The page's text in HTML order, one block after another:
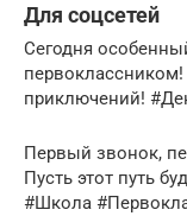
Для соцсетей
Сегодня
приключений!
Первый звонок,
Пусть этот путь
#Школа